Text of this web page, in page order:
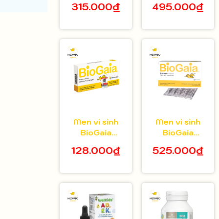
tuổi hộp 20 gói
315.000₫
bé 5ml
495.000₫
Men vi sinh
BioGaia
viên hộp 10
128.000₫
Men vi sinh
BioGaia
bột hộp 30 gói
525.000₫